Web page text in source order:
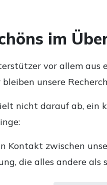
im
vor allem
unsere
nicht darauf ab,
Kontakt zwischen
die alles andere